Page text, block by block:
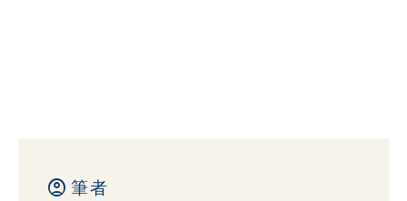
account_circle 筆者